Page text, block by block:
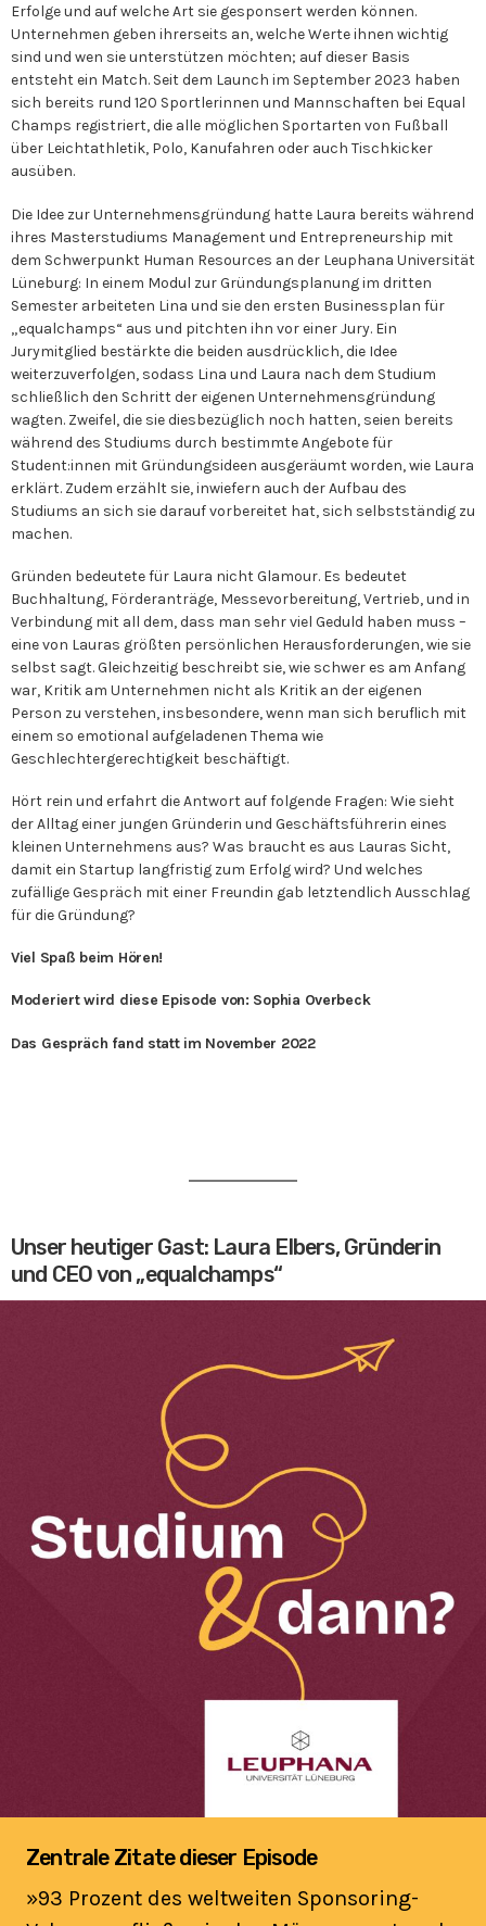
Erfolge und auf welche Art sie gesponsert werden können.
Unternehmen geben ihrerseits an, welche Werte ihnen wichtig
sind und wen sie unterstützen möchten; auf dieser Basis
entsteht ein Match. Seit dem Launch im September 2023 haben
sich bereits rund 120 Sportlerinnen und Mannschaften bei Equal
Champs registriert, die alle möglichen Sportarten von Fußball
über Leichtathletik, Polo, Kanufahren oder auch Tischkicker
ausüben.
Die Idee zur Unternehmensgründung hatte Laura bereits während
ihres Masterstudiums Management und Entrepreneurship mit
dem Schwerpunkt Human Resources an der Leuphana Universität
Lüneburg: In einem Modul zur Gründungsplanung im dritten
Semester arbeiteten Lina und sie den ersten Businessplan für
„equalchamps“ aus und pitchten ihn vor einer Jury. Ein
Jurymitglied bestärkte die beiden ausdrücklich, die Idee
weiterzuverfolgen, sodass Lina und Laura nach dem Studium
schließlich den Schritt der eigenen Unternehmensgründung
wagten. Zweifel, die sie diesbezüglich noch hatten, seien bereits
während des Studiums durch bestimmte Angebote für
Student:innen mit Gründungsideen ausgeräumt worden, wie Laura
erklärt. Zudem erzählt sie, inwiefern auch der Aufbau des
Studiums an sich sie darauf vorbereitet hat, sich selbstständig zu
machen.
Gründen bedeutete für Laura nicht Glamour. Es bedeutet
Buchhaltung, Förderanträge, Messevorbereitung, Vertrieb, und in
Verbindung mit all dem, dass man sehr viel Geduld haben muss –
eine von Lauras größten persönlichen Herausforderungen, wie sie
selbst sagt. Gleichzeitig beschreibt sie, wie schwer es am Anfang
war, Kritik am Unternehmen nicht als Kritik an der eigenen
Person zu verstehen, insbesondere, wenn man sich beruflich mit
einem so emotional aufgeladenen Thema wie
Geschlechtergerechtigkeit beschäftigt.
Hört rein und erfahrt die Antwort auf folgende Fragen: Wie sieht
der Alltag einer jungen Gründerin und Geschäftsführerin eines
kleinen Unternehmens aus? Was braucht es aus Lauras Sicht,
damit ein Startup langfristig zum Erfolg wird? Und welches
zufällige Gespräch mit einer Freundin gab letztendlich Ausschlag
für die Gründung?
Viel Spaß beim Hören!
Moderiert wird diese Episode von: Sophia Overbeck
Das Gespräch fand statt im November 2022
Unser heutiger Gast: Laura Elbers, Gründerin
und CEO von „equalchamps“
Zentrale Zitate dieser Episode
»93 Prozent des weltweiten Sponsoring-